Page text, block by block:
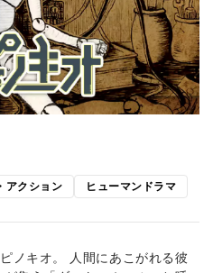
アクション
ヒューマンドラマ
ノキオ。 人間にあこがれる彼